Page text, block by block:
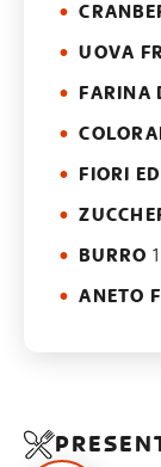
UOVA
FARINA
FIORI
BURRO
ANETO